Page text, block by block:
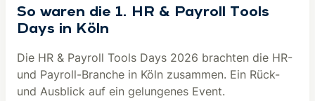
So waren die 1. HR & Payroll Tools
Days in Köln
Die HR & Payroll Tools Days 2026 brachten die HR-
und Payroll-Branche in Köln zusammen. Ein Rück-
und Ausblick auf ein gelungenes Event.